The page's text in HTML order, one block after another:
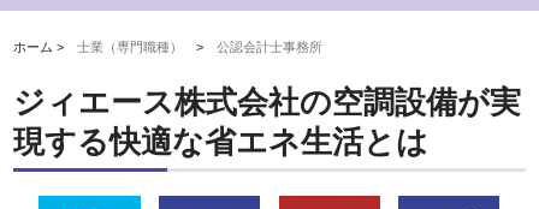
ホーム >士業（専門職種） >公認会計士事務所
ジィエース株式会社の空調設備が実
現する快適な省エネ生活とは